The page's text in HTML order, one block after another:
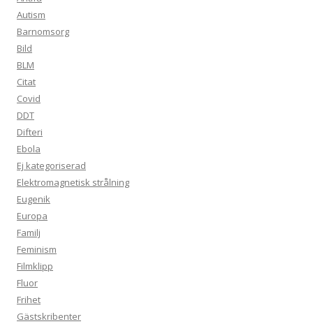
Autism
Barnomsorg
Bild
BLM
Citat
Covid
DDT
Difteri
Ebola
Ej kategoriserad
Elektromagnetisk strålning
Eugenik
Europa
Familj
Feminism
Filmklipp
Fluor
Frihet
Gästskribenter